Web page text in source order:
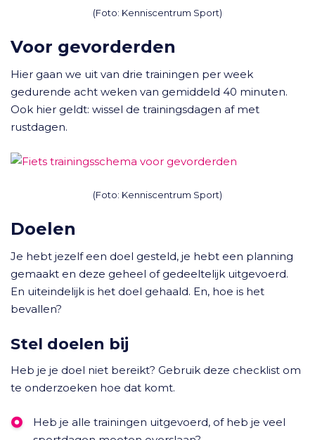
(Foto: Kenniscentrum Sport)
Voor gevorderden
Hier gaan we uit van drie trainingen per week
gedurende acht weken van gemiddeld 40 minuten.
Ook hier geldt: wissel de trainingsdagen af met
rustdagen.
(Foto: Kenniscentrum Sport)
Doelen
Je hebt jezelf een doel gesteld, je hebt een planning
gemaakt en deze geheel of gedeeltelijk uitgevoerd.
En uiteindelijk is het doel gehaald. En, hoe is het
bevallen?
Stel doelen bij
Heb je je doel niet bereikt? Gebruik deze checklist om
te onderzoeken hoe dat komt.
Heb je alle trainingen uitgevoerd, of heb je veel